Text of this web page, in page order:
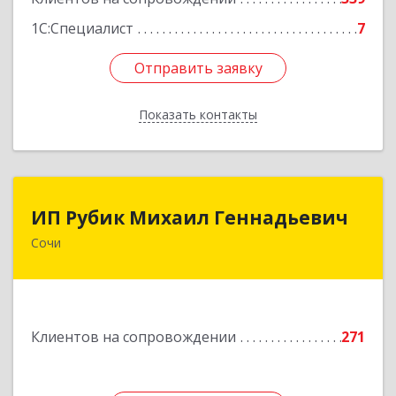
1С:Специалист
7
Отправить заявку
Показать контакты
Отправить заявку
Назад
ИП Рубик Михаил Геннадьевич
Сочи
Клиентов на сопровождении 271
ИП Рубик Михаил Геннадьевич